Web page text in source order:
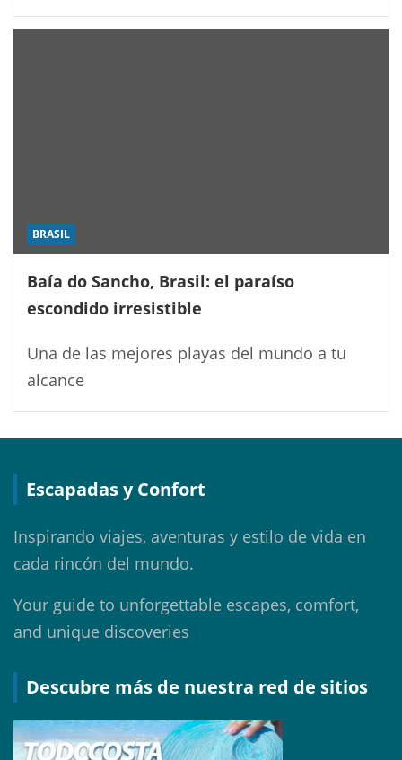
BRASIL
Baía do Sancho, Brasil: el paraíso
escondido irresistible
Una de las mejores playas del mundo a tu
alcance
Escapadas y Confort
Inspirando viajes, aventuras y estilo de vida en
cada rincón del mundo.
Your guide to unforgettable escapes, comfort,
and unique discoveries
Descubre más de nuestra red de sitios